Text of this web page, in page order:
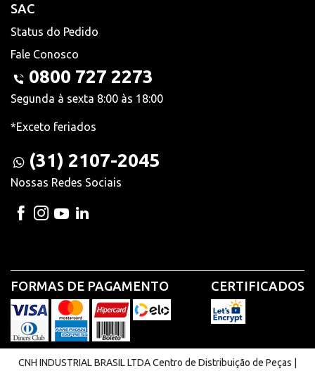
SAC
Status do Pedido
Fale Conosco
0800 727 2273
Segunda à sexta 8:00 às 18:00
*Exceto feriados
(31) 2107-2045
Nossas Redes Sociais
FORMAS DE PAGAMENTO CERTIFICADOS
CNH INDUSTRIAL BRASIL LTDA Centro de Distribuição de Peças |